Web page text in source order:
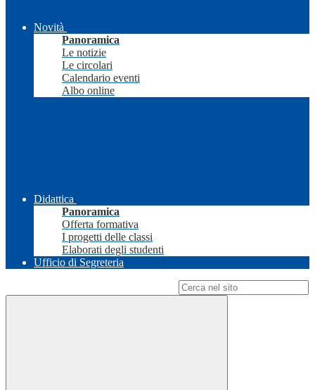
Novità
Panoramica
Le notizie
Le circolari
Calendario eventi
Albo online
Didattica
Panoramica
Offerta formativa
I progetti delle classi
Elaborati degli studenti
Ufficio di Segreteria